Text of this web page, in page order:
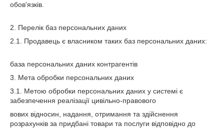
обов'язків.
2. Перелік баз персональних даних
2.1. Продавець є власником таких баз персональних даних:
база персональних даних контрагентів
3. Мета обробки персональних даних
3.1. Метою обробки персональних даних у системі є
забезпечення реалізації цивільно-правового
вових відносин, надання, отримання та здійснення
розрахунків за придбані товари та послуги відповідно до